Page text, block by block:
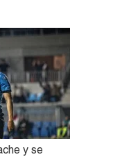
y se